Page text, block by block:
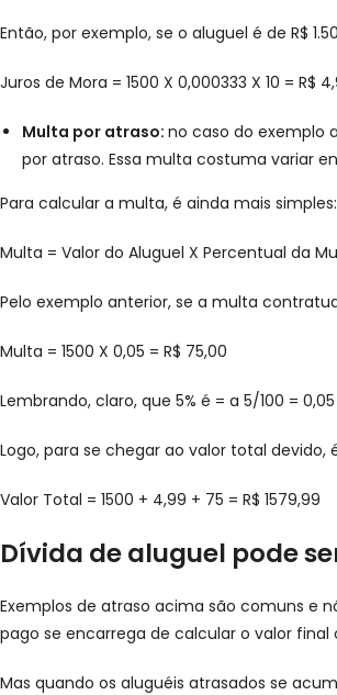
Então, por exemplo, se o aluguel é de R$
Juros de Mora = 1500 X 0,000333 X 10 = R$
Multa por atraso: no caso do exemplo
por atraso. Essa multa costuma variar
Para calcular a multa, é ainda mais simples:
Multa = Valor do Aluguel X Percentual da
Pelo exemplo anterior, se a multa
Multa = 1500 X 0,05 = R$ 75,00
Lembrando, claro, que 5% é = a 5/100 = 0,05
Logo, para se chegar ao valor total
Valor Total = 1500 + 4,99 + 75 = R$ 1579,99
Dívida de aluguel pode
Exemplos de atraso acima são comuns e
pago se encarrega de calcular o valor final
Mas quando os aluguéis atrasados se